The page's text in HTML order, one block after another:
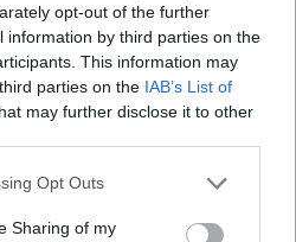
opt-out of the further
information by third parties on the
This information may
parties on the IAB’s List of
may further disclose it to other
app uses one or more Google
behaviour. You may click to
Opt Outs
Sharing of my
που κάλυψε με καρδούλα
δείτε φωτογραφίες